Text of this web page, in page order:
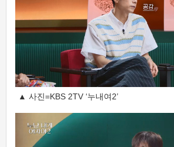
▲ 사진=KBS 2TV ‘누내여2’